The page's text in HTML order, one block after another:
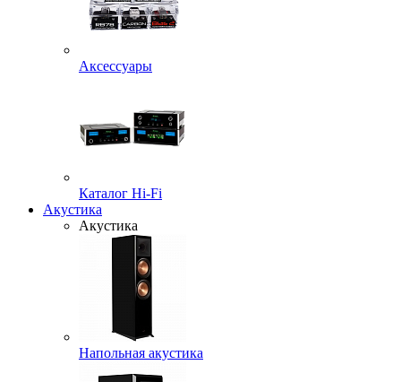
Аксессуары
Каталог Hi-Fi
Акустика
Акустика
Напольная акустика